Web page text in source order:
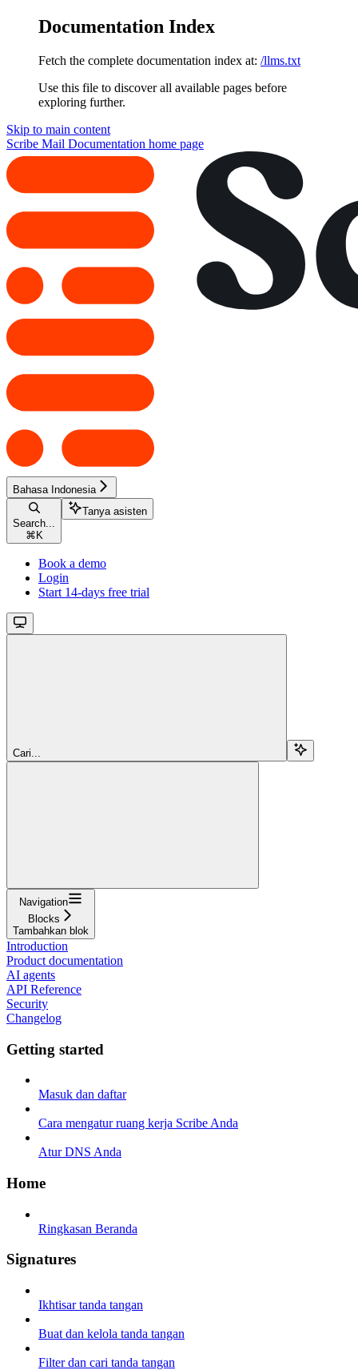
Documentation Index
Fetch the complete documentation index at: /llms.txt
Use this file to discover all available pages before
exploring further.
Skip to main content
Scribe Mail Documentation home page
Bahasa Indonesia
Search...
⌘ K
Tanya asisten
Book a demo
Login
Start 14-days free trial
Cari...
Navigation
Blocks
Tambahkan blok
Introduction
Product documentation
AI agents
API Reference
Security
Changelog
Getting started
Masuk dan daftar
Cara mengatur ruang kerja Scribe Anda
Atur DNS Anda
Home
Ringkasan Beranda
Signatures
Ikhtisar tanda tangan
Buat dan kelola tanda tangan
Filter dan cari tanda tangan